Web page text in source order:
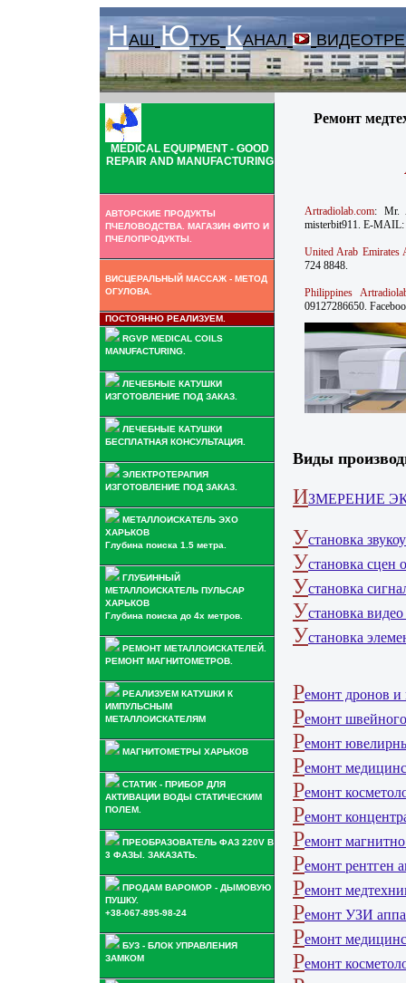
НАШ ЮТУБ КАНАЛ
.
MEDICAL EQUIPMENT - GOOD
REPAIR AND MANUFACTURING
АВТОРСКИЕ ПРОДУКТЫ
ПЧЕЛОВОДСТВА. МАГАЗИН ФИТО И
ПЧЕЛОПРОДУКТЫ.
ВИСЦЕРАЛЬНЫЙ МАССАЖ - МЕТОД
ОГУЛОВА.
ПОСТОЯННО РЕАЛИЗУЕМ.
RGVP MEDICAL COILS
MANUFACTURING.
ЛЕЧЕБНЫЕ КАТУШКИ
ИЗГОТОВЛЕНИЕ ПОД ЗАКАЗ.
ЛЕЧЕБНЫЕ КАТУШКИ
БЕСПЛАТНАЯ КОНСУЛЬТАЦИЯ.
ЭЛЕКТРОТЕРАПИЯ
ИЗГОТОВЛЕНИЕ ПОД ЗАКАЗ.
МЕТАЛЛОИСКАТЕЛЬ ЭХО
ХАРЬКОВ
Глубина поиска 1.5 метра.
ГЛУБИННЫЙ
МЕТАЛЛОИСКАТЕЛЬ ПУЛЬСАР
ХАРЬКОВ
Глубина поиска до 4х метров.
РЕМОНТ МЕТАЛЛОИСКАТЕЛЕЙ.
РЕМОНТ МАГНИТОМЕТРОВ.
РЕАЛИЗУЕМ КАТУШКИ К
ИМПУЛЬСНЫМ
МЕТАЛЛОИСКАТЕЛЯМ
МАГНИТОМЕТРЫ ХАРЬКОВ
СТАТИК - ПРИБОР ДЛЯ
АКТИВАЦИИ ВОДЫ СТАТИЧЕСКИМ
ПОЛЕМ.
ПРЕОБРАЗОВАТЕЛЬ ФАЗ 220V В
3 ФАЗЫ. ЗАКАЗАТЬ.
ПРОДАМ ВАРОМОР - ДЫМОВУЮ
ПУШКУ.
+38-067-895-98-24
БУЗ - БЛОК УПРАВЛЕНИЯ
ЗАМКОМ
Ремонт
Artradiolab.com: Mr.
misterbit911. E-
United Arab Emirates
724 8848.
Philippines
09127286650.
Виды
ИЗМЕРЕНИЕ
Установка
Установка сцен
Установка
Установка
Установка
Ремонт дронов и
Ремонт
Ремонт
Ремонт
Ремонт
Ремонт
Ремонт
Ремонт рентген
Ремонт
Ремонт УЗИ
Ремонт
Ремонт